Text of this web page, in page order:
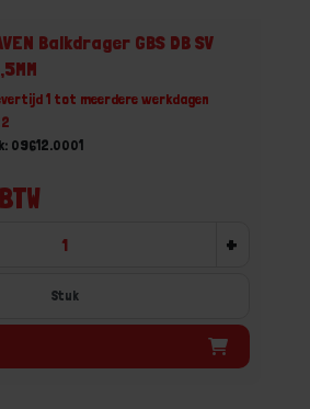
Balkdrager GBS DB SV
1 tot meerdere werkdagen
09612.0001
+
Stuk